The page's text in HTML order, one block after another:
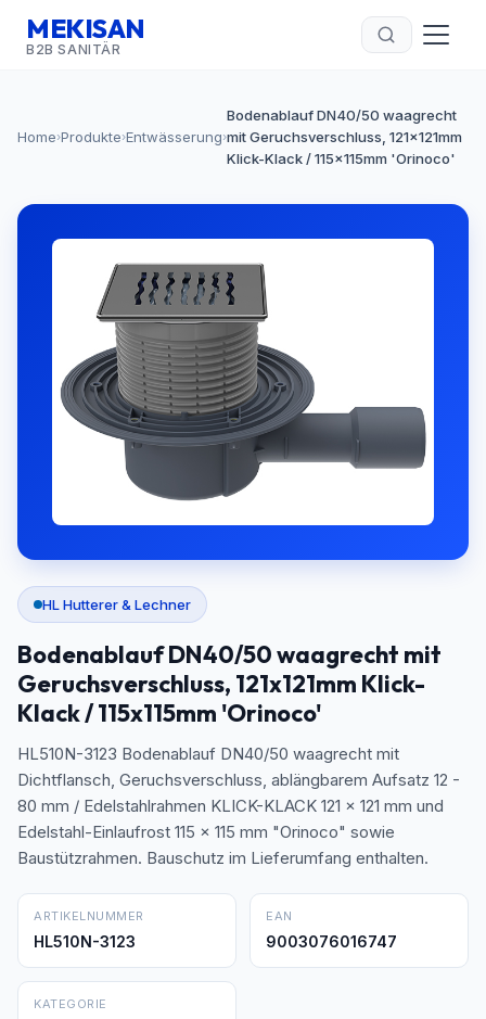
MEKISAN
B2B SANITÄR
Home›Produkte›Entwässerung›
Bodenablauf DN40/50 waagrecht
mit Geruchsverschluss, 121x121mm
Klick-Klack / 115x115mm 'Orinoco'
HL Hutterer & Lechner
Bodenablauf DN40/50 waagrecht mit
Geruchsverschluss, 121x121mm Klick-
Klack / 115x115mm 'Orinoco'
HL510N-3123 Bodenablauf DN40/50 waagrecht mit
Dichtflansch, Geruchsverschluss, ablängbarem Aufsatz 12 -
80 mm / Edelstahlrahmen KLICK-KLACK 121 x 121 mm und
Edelstahl-Einlaufrost 115 x 115 mm "Orinoco" sowie
Baustützrahmen. Bauschutz im Lieferumfang enthalten.
ARTIKELNUMMER
HL510N-3123
EAN
9003076016747
KATEGORIE